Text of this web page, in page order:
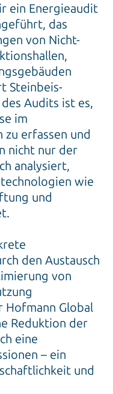
ein Energieaudit
das
von Nicht-
Steinbeis-
Audits ist es,
im
zu erfassen und
nicht nur der
analysiert,
wie
und
den Austausch
von
Hofmann Global
Reduktion der
eine
– ein
und